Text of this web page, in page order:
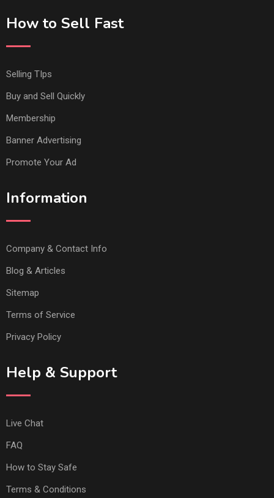
How to Sell Fast
Selling TIps
Buy and Sell Quickly
Membership
Banner Advertising
Promote Your Ad
Information
Company & Contact Info
Blog & Articles
Sitemap
Terms of Service
Privacy Policy
Help & Support
Live Chat
FAQ
How to Stay Safe
Terms & Conditions